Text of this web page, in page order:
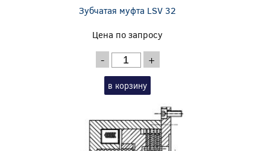
Зубчатая муфта LSV 32
Цена по запросу
- +
в корзину